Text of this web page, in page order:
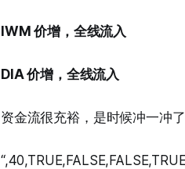
IWM 价增，全线流入
DIA 价增，全线流入
资金流很充裕，是时候冲一冲了